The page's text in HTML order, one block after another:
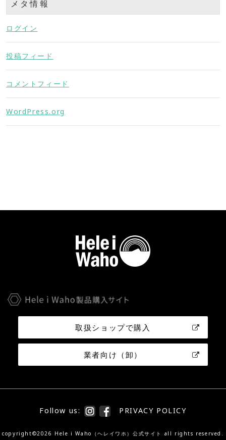
メタ情報
ログイン
投稿フィード
コメントフィード
WordPress.org
取扱ショップで購入
業者向け（卸）
Follow us: PRIVACY POLICY
copyright©2026 Hele i Waho（ヘレイワホ）公式サイト all rights reserved.